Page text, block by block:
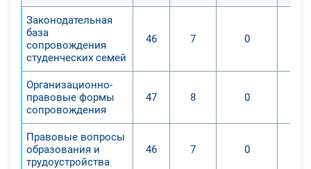
Законодательная
база
сопровождения
студенческих семей
46 7 0
Организационно-
правовые формы
сопровождения
47 8 0
Правовые вопросы
образования и
трудоустройства
46 7 0